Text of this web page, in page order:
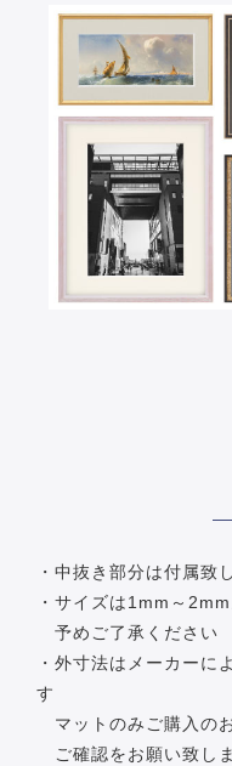
・中抜き部分は付属致
・サイズは1mm～
予めご了承ください
・外寸法はメーカーに
す
マットのみご購入の
ご確認をお願い致し